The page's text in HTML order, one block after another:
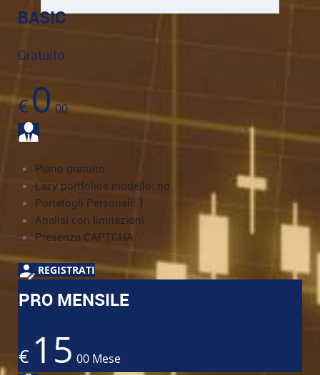
BASIC
Gratuito
€000
Piano gratuito
Lazy portfolios modello: no
Portafogli Personali: 1
Analisi con limitazioni
Presenza CAPTCHA
REGISTRATI
PRO MENSILE
€ 15 00 Mese